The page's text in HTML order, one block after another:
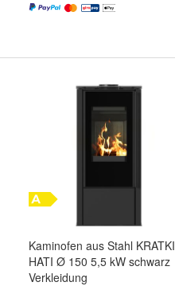
Kaminofen aus Stahl KRATKI
HATI Ø 150 5,5 kW schwarz
Verkleidung